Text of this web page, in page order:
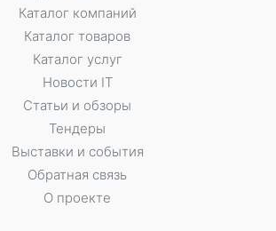
Каталог компаний
Каталог товаров
Каталог услуг
Новости IT
Статьи и обзоры
Тендеры
Выставки и события
Обратная связь
О проекте